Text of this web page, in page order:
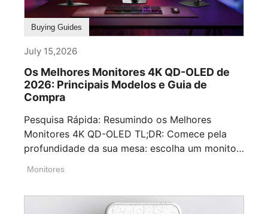
Buying Guides
July 15,2026
Os Melhores Monitores 4K QD-OLED de
2026: Principais Modelos e Guia de
Compra
Pesquisa Rápida: Resumindo os Melhores
Monitores 4K QD-OLED TL;DR: Comece pela
profundidade da sua mesa: escolha um monitor
Monitores